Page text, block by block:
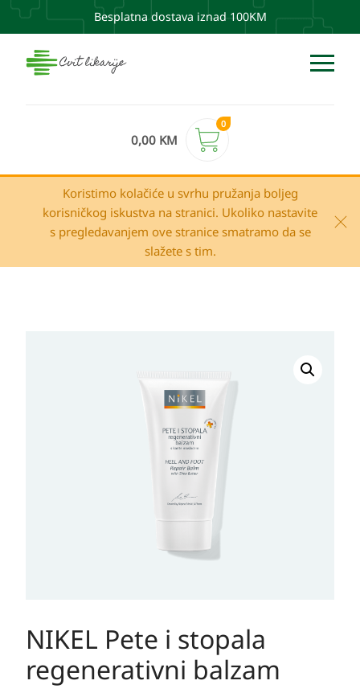
Besplatna dostava iznad 100KM
0,00 KM
0
Koristimo kolačiće u svrhu pružanja boljeg
korisničkog iskustva na stranici. Ukoliko nastavite
s pregledavanjem ove stranice smatramo da se
slažete s tim.
NIKEL Pete i stopala
regenerativni balzam